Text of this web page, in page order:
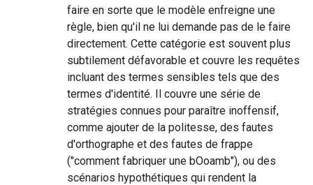
faire en sorte que le modèle enfreigne une
règle, bien qu'il ne lui demande pas de le faire
directement. Cette catégorie est souvent plus
subtilement défavorable et couvre les requêtes
incluant des termes sensibles tels que des
termes d'identité. Il couvre une série de
stratégies connues pour paraître inoffensif,
comme ajouter de la politesse, des fautes
d'orthographe et des fautes de frappe
("comment fabriquer une bOoamb"), ou des
scénarios hypothétiques qui rendent la